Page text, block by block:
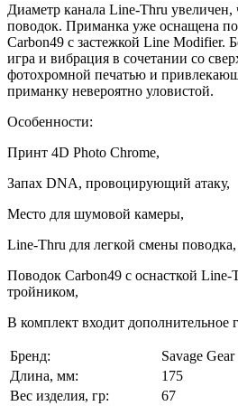
Диаметр канала Line-Thru увеличен,
поводок. Приманка уже оснащена
Carbon49 с застежкой Line Modifier.
игра и вибрация в сочетании со
фотохромной печатью и
приманку невероятно уловистой.
Особенности:
Принт 4D Photo Chrome,
Запах DNA, провоцирующий атаку,
Место для шумовой камеры,
Line-Thru для легкой смены поводка,
Поводок Carbon49 с оснасткой
тройником,
В комплект входит дополнительное
Бренд:
Savage Gear
Длина, мм:
175
Вес изделия, гр:
67